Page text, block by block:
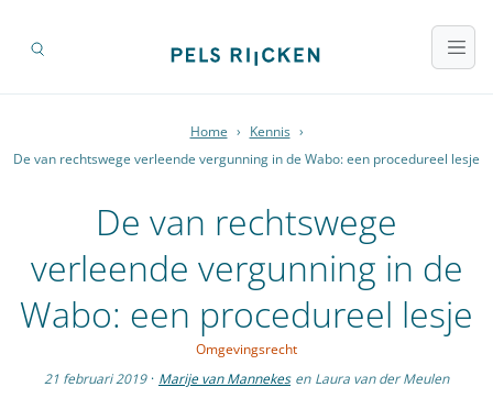
Home › Kennis ›
De van rechtswege verleende vergunning in de Wabo: een procedureel lesje
De van rechtswege
verleende vergunning in de
Wabo: een procedureel lesje
Omgevingsrecht
21 februari 2019 · Marije van Mannekes en Laura van der Meulen